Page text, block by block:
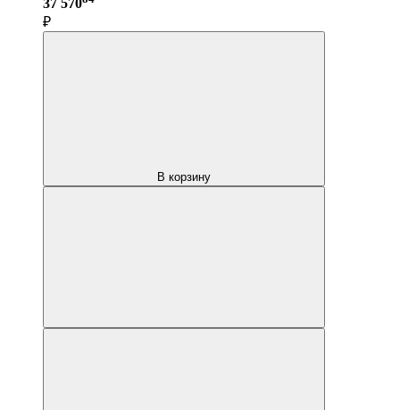
₽
В корзину